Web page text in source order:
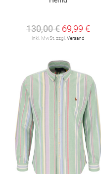
130,00 € 69,99 €
inkl. MwSt. zzgl. Versand